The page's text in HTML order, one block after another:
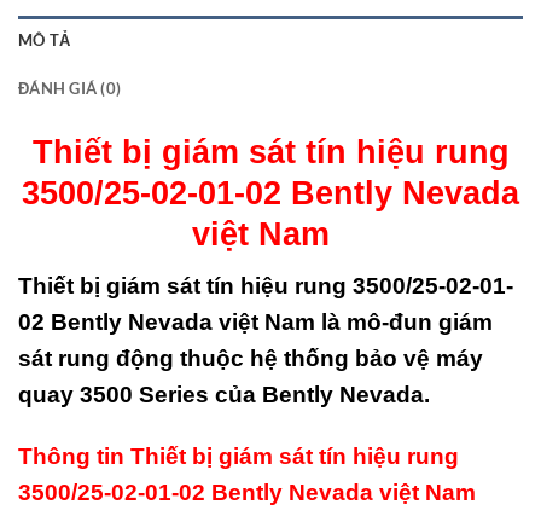
MÔ TẢ
ĐÁNH GIÁ (0)
Thiết bị giám sát tín hiệu rung
3500/25-02-01-02 Bently Nevada
việt Nam
Thiết bị giám sát tín hiệu rung 3500/25-02-01-
02 Bently Nevada việt Nam là mô-đun giám
sát rung động thuộc hệ thống bảo vệ máy
quay 3500 Series của Bently Nevada.
Thông tin Thiết bị giám sát tín hiệu rung
3500/25-02-01-02 Bently Nevada việt Nam